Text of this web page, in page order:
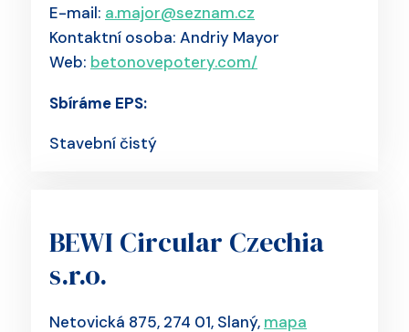
E-mail: a.major@seznam.cz
Kontaktní osoba: Andriy Mayor
Web: betonovepotery.com/
Sbíráme EPS:
Stavební čistý
BEWI Circular Czechia
s.r.o.
Netovická 875, 274 01, Slaný, mapa